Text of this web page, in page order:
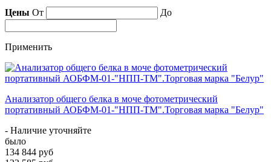
Цены От До
Применить
Анализатор общего белка в моче фотометрический
портативный АОБФМ-01-"НПП-ТМ".Торговая марка "Белур"
- Наличие уточняйте
было
134 844 руб